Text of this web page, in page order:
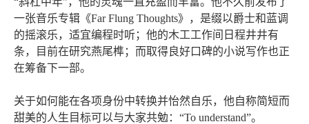
一张音乐专辑《Far Flung Thoughts》，是缀以爵士和蓝调
的摇滚乐，适宜编程时听；他的木工工作间日程井井有
条，目前在研究燕尾榫；而取得良好口碑的小说写作也正
在筹备下一部。
关于如何能在各项身份中转换并怡然自乐，他自称简短而
甜美的人生目标可以与大家共勉：“To understand”。